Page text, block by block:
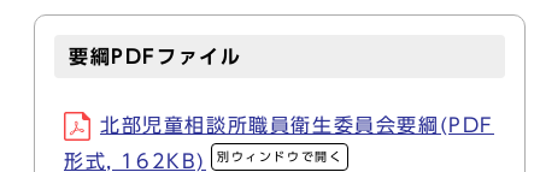
要綱PDFファイル
北部児童相談所職員衛生委員会要綱(PDF
形式, 162KB)
別ウィンドウで開く